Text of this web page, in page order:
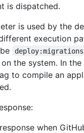
is dispatched.
is used by the
execution
deploy:migrations
on the system. In
to compile an
when